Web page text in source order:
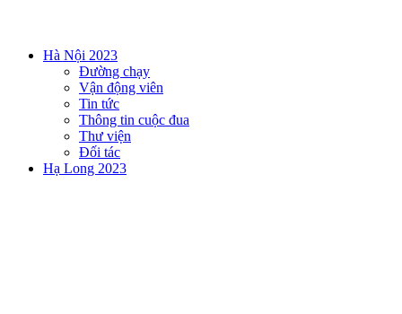
Hà Nội 2023
Đường chạy
Vận động viên
Tin tức
Thông tin cuộc đua
Thư viện
Đối tác
Hạ Long 2023